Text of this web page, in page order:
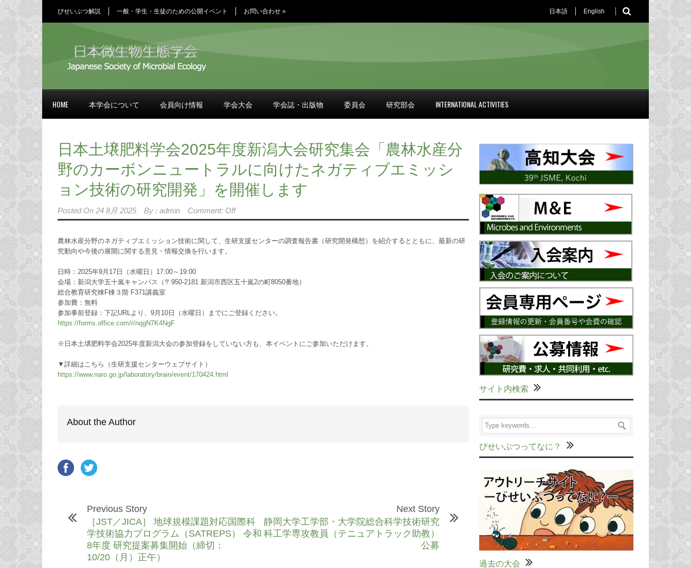
びせいぶつ解説 一般・学生・生徒のための公開イベント お問い合わせ » 日本語 English
HOME 本学会について 会員向け情報 学会大会 学会誌・出版物 委員会 研究部会 INTERNATIONAL ACTIVITIES
日本土壌肥料学会2025年度新潟大会研究集会「農林水産分
野のカーボンニュートラルに向けたネガティブエミッシ
ョン技術の研究開発」を開催します
Posted On 24 8月 2025 By : admin Comment: Off
農林水産分野のネガティブエミッション技術に関して、生研支援セ ンターの調査報告書（研究開発構想）を紹介するとともに、 最新の研
究動向や今後の展開に関する意見・情報交換を行います。
日時：2025年9月17日（水曜日）17:00～19:00
会場：新潟大学五十嵐キャンパス（〒950-2181 新潟市西区五十嵐2の町8050番地）
総合教育研究棟F棟３階 F371講義室
参加費：無料
参加事前登録：下記URLより、9月10日（水曜日）までにご登録ください。
https://forms.office.com/r/nqgN7K4NgF
※日本土壌肥料学会2025年度新潟大会の参加登録をしていない方も、本イベントにご参加いただけます。
▼詳細はこちら（生研支援センターウェブサイト）
https://www.naro.go.jp/laboratory/brain/event/170424.html
About the Author
Previous Story
［JST／JICA］ 地球規模課題対応国際科
学技術協力プログラム（SATREPS） 令和
8年度 研究提案募集開始（締切：
10/20（月）正午）
Next Story
静岡大学工学部・大学院総合科学技術研究
科工学専攻教員（テニュアトラック助教）
公募
サイト内検索
びせいぶつってなに？
過去の大会